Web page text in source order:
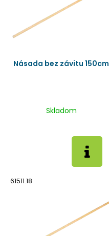
Násada bez závitu 150cm
Skladom
61511.18